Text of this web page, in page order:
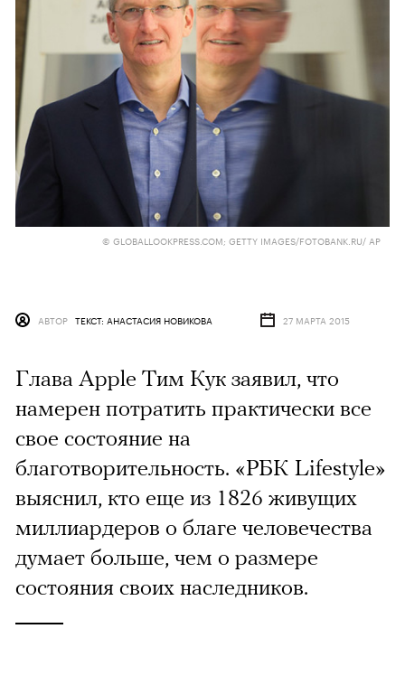
© GLOBALLOOKPRESS.COM; GETTY IMAGES/FOTOBANK.RU/ AP
АВТОР ТЕКСТ: АНАСТАСИЯ НОВИКОВА 27 МАРТА 2015
Глава Apple Тим Кук заявил, что
намерен потратить практически все
свое состояние на
благотворительность. «РБК Lifestyle»
выяснил, кто еще из 1826 живущих
миллиардеров о благе человечества
думает больше, чем о размере
состояния своих наследников.